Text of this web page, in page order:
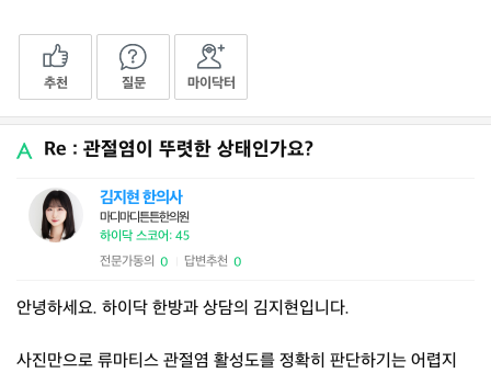
추천 질문 마이닥터
Re : 관절염이 뚜렷한 상태인가요?
김지현 한의사
마디마디튼튼한의원
하이닥 스코어: 45
전문가동의 0 답변추천 0
안녕하세요. 하이닥 한방과 상담의 김지현입니다.
사진만으로 류마티스 관절염 활성도를 정확히 판단하기는 어렵지